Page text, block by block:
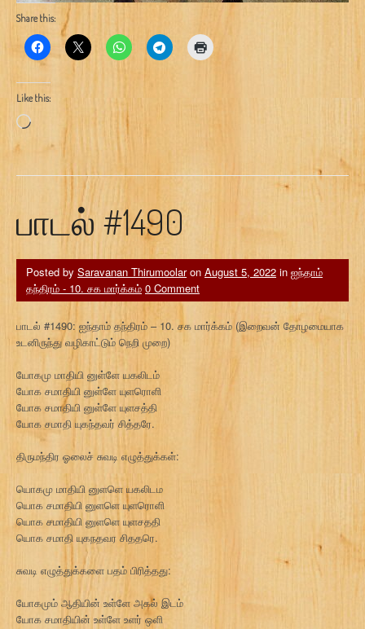
Share this:
Like this:
Loading…
பாடல் #1490
Posted by Saravanan Thirumoolaron August 5, 2022 in ஐந்தாம்
தந்திரம் - 10. சக மார்க்கம் 0 Comment
பாடல் #1490: ஐந்தாம் தந்திரம் – 10. சக மார்க்கம் (இறைவன் தோழமையாக
உடனிருந்து வழிகாட்டும் நெறி முறை)
யோகமு மாதியி னுள்ளே யகலிடம்
யோக சமாதியி னுள்ளே யுளரொளி
யோக சமாதியி னுள்ளே யுளசத்தி
யோக சமாதி யுகந்தவர் சித்தரே.
திருமந்திர ஓலைச் சுவடி எழுத்துக்கள்:
யொகமு மாதியி னுளளெ யகலிடம
யொக சமாதியி னுளளெ யுளரொளி
யொக சமாதியி னுளளெ யுளசததி
யொக சமாதி யுகநதவர சிததரெ.
சுவடி எழுத்துக்களை பதம் பிரித்தது:
யோகமும் ஆதியின் உள்ளே அகல் இடம்
யோக சமாதியின் உள்ளே உளர் ஒளி